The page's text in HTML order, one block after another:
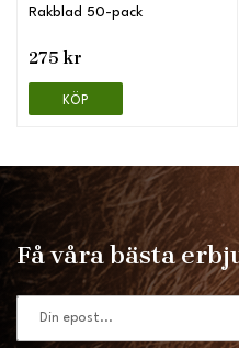
Rakblad 50-pack
275 kr
KÖP
Få våra bästa